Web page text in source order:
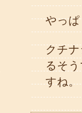
やっ
クチ
るそ
すね。